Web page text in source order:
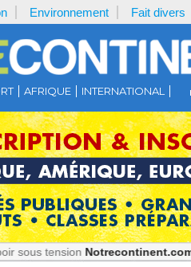
Environnement Fait divers
AFRIQUE INTERNATIONAL
Notrecontinent.com : Où est